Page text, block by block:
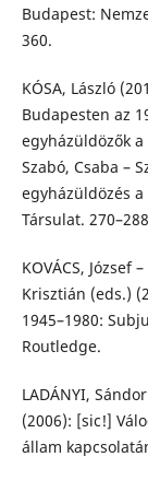
Budapest:
360.
KÓSA, László
Budapesten az
egyházüldözők
Szabó, Csaba –
egyházüldözés
Társulat.
KOVÁCS, József
Krisztián (eds.)
1945–1980:
Routledge.
LADÁNYI,
(2006): [sic!]
állam